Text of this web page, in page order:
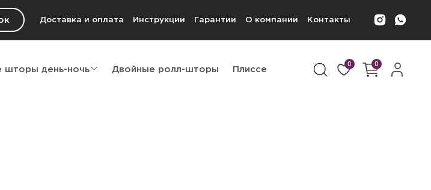
Доставка и оплата Инструкции Гарантии О компании Контакты
шторы день-ночь Двойные ролл-шторы Плиссе
0 0